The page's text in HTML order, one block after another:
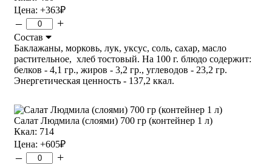
Цена: +363₽
– +
Состав
Баклажаны, морковь, лук, уксус, соль, сахар, масло
растительное, хлеб тостовый. На 100 г. блюдо содержит:
белков - 4,1 гр., жиров - 3,2 гр., углеводов - 23,2 гр.
Энергетическая ценность - 137,2 ккал.
Салат Людмила (слоями) 700 гр (контейнер 1 л)
Ккал: 714
Цена: +605₽
– +